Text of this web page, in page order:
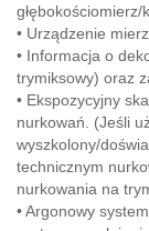
głębokościomierz/
• Urządzenie
• Informacja o
trymiksowy) oraz
• Ekspozycyjny
nurkowań. (Jeśli
wyszkolony/
technicznym
nurkowania na
• Argonowy